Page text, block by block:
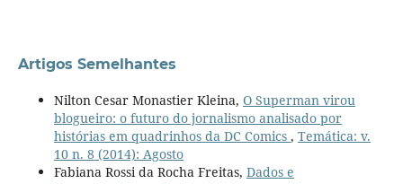
Artigos Semelhantes
Nilton Cesar Monastier Kleina, O Superman virou
blogueiro: o futuro do jornalismo analisado por
histórias em quadrinhos da DC Comics , Temática: v.
10 n. 8 (2014): Agosto
Fabiana Rossi da Rocha Freitas, Dados e